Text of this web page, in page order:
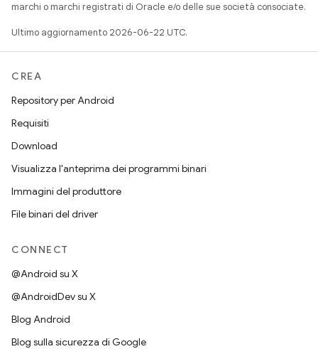
marchi o marchi registrati di Oracle e/o delle sue società consociate.
Ultimo aggiornamento 2026-06-22 UTC.
CREA
Repository per Android
Requisiti
Download
Visualizza l'anteprima dei programmi binari
Immagini del produttore
File binari del driver
CONNECT
@Android su X
@AndroidDev su X
Blog Android
Blog sulla sicurezza di Google